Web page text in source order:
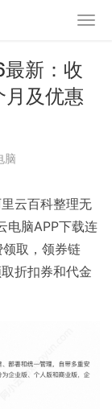
新：收
月及优惠
脑
云百科整理无
电脑APP下载连
取，领券链
折扣券和代金